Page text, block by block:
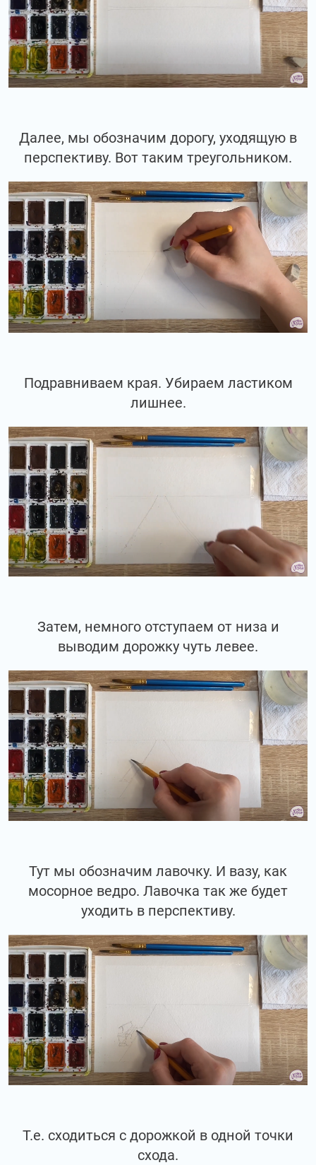
Далее, мы обозначим дорогу, уходящую в
перспективу. Вот таким треугольником.
Подравниваем края. Убираем ластиком
лишнее.
Затем, немного отступаем от низа и
выводим дорожку чуть левее.
Тут мы обозначим лавочку. И вазу, как
мосорное ведро. Лавочка так же будет
уходить в перспективу.
Т.е. сходиться с дорожкой в одной точки
схода.